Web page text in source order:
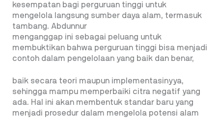
kesempatan bagi perguruan tinggi untuk
mengelola langsung sumber daya alam, termasuk
tambang. Abdunnur
menganggap ini sebagai peluang untuk
membuktikan bahwa perguruan tinggi bisa menjadi
contoh dalam pengelolaan yang baik dan benar,
baik secara teori maupun implementasinyya,
sehingga mampu memperbaiki citra negatif yang
ada. Hal ini akan membentuk standar baru yang
menjadi prosedur dalam mengelola potensi alam